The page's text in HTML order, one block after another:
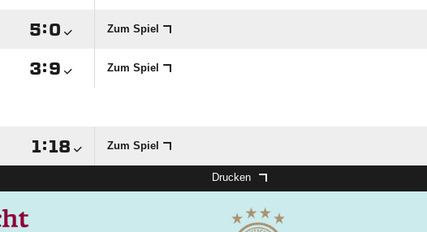
: Zum Spiel
: Zum Spiel
: Zum Spiel
Drucken